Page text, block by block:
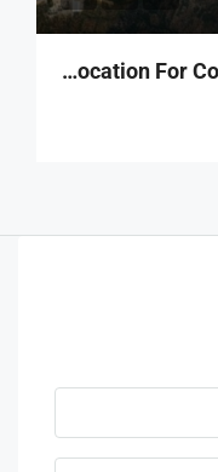
R9-1959 Land 4800 Sqm In Hraycheh- Perfect Location For Commercial Or Industrial Use